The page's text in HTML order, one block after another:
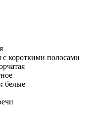
с короткими полосами
белые